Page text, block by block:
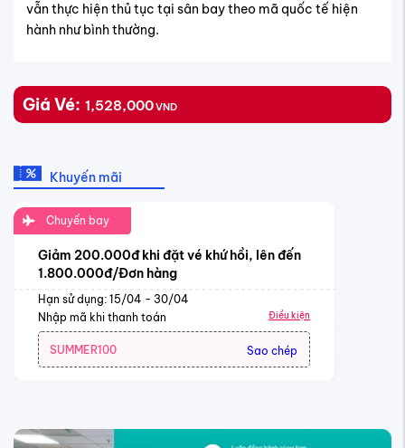
vẫn thực hiện thủ tục tại sân bay theo mã quốc tế hiện
hành như bình thường.
Giá Vé: 1,528,000VND
Khuyến mãi
Chuyến bay
Giảm 200.000đ khi đặt vé khứ hồi, lên đến
1.800.000đ/Đơn hàng
Hạn sử dụng: 15/04 - 30/04
Nhập mã khi thanh toán
Điều kiện
SUMMER100 Sao chép